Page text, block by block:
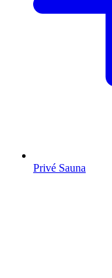
Privé Sauna